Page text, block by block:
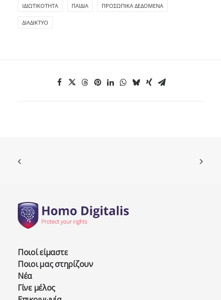
ΙΔΙΩΤΙΚΌΤΗΤΑ ΠΑΙΔΙΆ ΠΡΟΣΩΠΙΚΆ ΔΕΔΟΜΈΝΑ
ΔΙΑΔΊΚΤΥΟ
Ποιοί είμαστε
Ποιοι μας στηρίζουν
Νέα
Γίνε μέλος